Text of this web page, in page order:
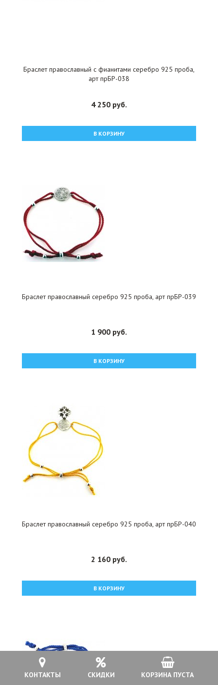
КОНТАКТЫ СКИДКИ КОРЗИНА ПУСТА
Браслет православный с фианитами серебро 925 проба,
арт прБР-038
4 250 руб.
В КОРЗИНУ
Браслет православный серебро 925 проба, арт прБР-039
1 900 руб.
В КОРЗИНУ
Браслет православный серебро 925 проба, арт прБР-040
2 160 руб.
В КОРЗИНУ